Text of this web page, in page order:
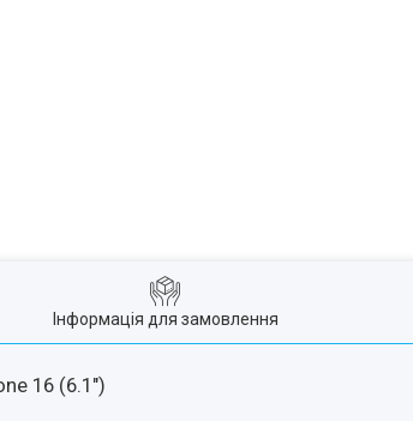
Інформація для замовлення
16 (6.1")